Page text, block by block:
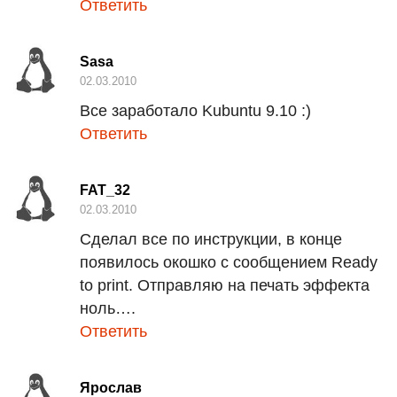
Ответить
Sasa
02.03.2010
Все заработало Kubuntu 9.10 :)
Ответить
FAT_32
02.03.2010
Сделал все по инструкции, в конце
появилось окошко с сообщением Ready
to print. Отправляю на печать эффекта
ноль….
Ответить
Ярослав